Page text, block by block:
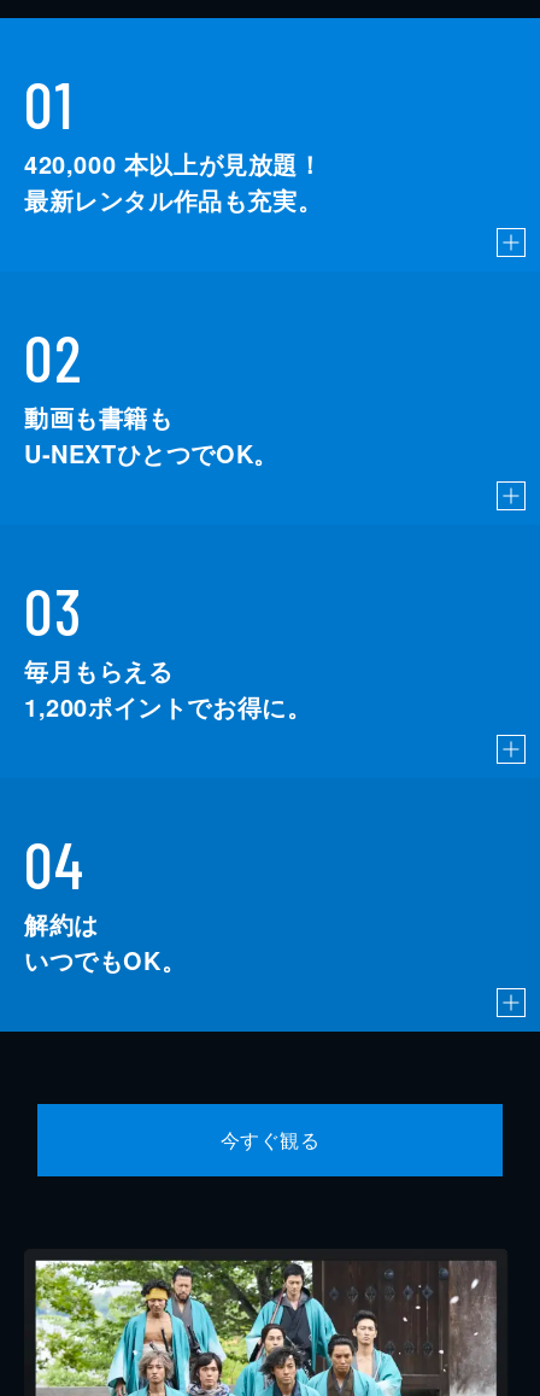
01
420,000 本以上が見放題！
最新レンタル作品も充実。
02
動画も書籍も
U-NEXTひとつでOK。
03
毎月もらえる
1,200ポイントでお得に。
04
解約は
いつでもOK。
今すぐ観る